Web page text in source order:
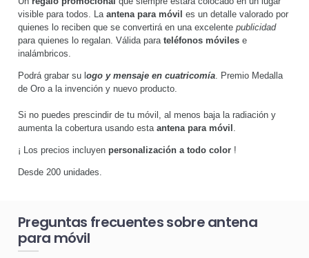
visible para todos. La antena para móvil es un detalle valorado por
quienes lo reciben que se convertirá en una excelente publicidad
para quienes lo regalan. Válida para teléfonos móviles e
inalámbricos.
Podrá grabar su logo y mensaje en cuatricomía . Premio Medalla
de Oro a la invención y nuevo producto.
Si no puedes prescindir de tu móvil, al menos baja la radiación y
aumenta la cobertura usando esta antena para móvil
¡ Los precios incluyen personalización a todo color !
Desde 200 unidades.
Preguntas frecuentes sobre antena
para móvil